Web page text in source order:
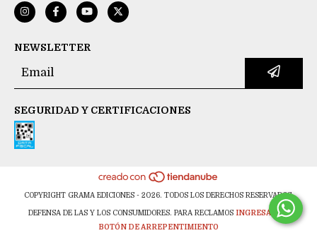
NEWSLETTER
SEGURIDAD Y CERTIFICACIONES
COPYRIGHT GRAMA EDICIONES - 2026. TODOS LOS DERECHOS RESERVADOS.
DEFENSA DE LAS Y LOS CONSUMIDORES. PARA RECLAMOS INGRESÁ ACÁ.
BOTÓN DE ARREPENTIMIENTO